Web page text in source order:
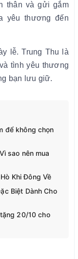
thân và gửi gắm
yêu thương đến
lễ. Trung Thu là
tình yêu thương
bạn lưu giữ.
để không chọn
sao nên mua
Khi Đông Về
Biệt Dành Cho
20/10 cho